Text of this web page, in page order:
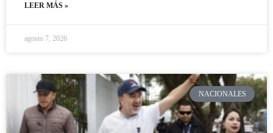
LEER MÁS »
agosto 7, 2026
NACIONALES